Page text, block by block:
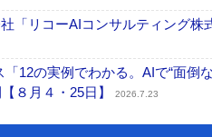
「リコーAIコンサルティング
12の実例でわかる。AIで“面倒
８月４・25日】
2026.7.23